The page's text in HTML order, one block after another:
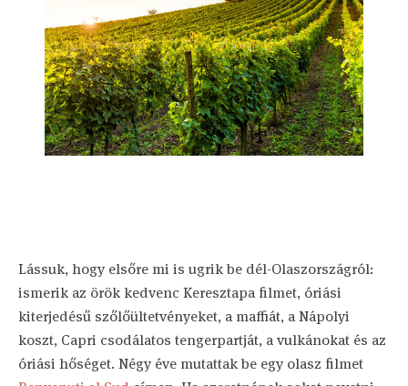
Lássuk, hogy elsőre mi is ugrik be dél-Olaszországról:
ismerik az örök kedvenc Keresztapa filmet, óriási
kiterjedésű szőlőültetvényeket, a maffiát, a Nápolyi
koszt, Capri csodálatos tengerpartját, a vulkánokat és az
óriási hőséget. Négy éve mutattak be egy olasz filmet